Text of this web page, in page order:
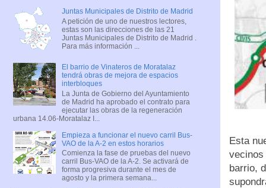
Esta
vecinos
barrio,
Juntas Municipales de Distrito de Madrid
A petición de uno de nuestros lectores,
estas son las direcciones de las 21
Juntas Municipales de Distrito de Madrid .
Para más información ...
El barrio de Vinateros de Moratalaz
tendrá obras de mejora de espacios
interbloques
La Junta de Gobierno del Ayuntamiento
de Madrid ha aprobado el contrato para
ejecutar las obras de la regeneración
urbana 14.06-Moratalaz I...
Empieza a funcionar el nuevo carril Bus-
VAO de la A-2 en estos horarios
Comienza la fase de pruebas del nuevo
carril Bus-VAO de la A-2. Se activará de
forma progresiva durante el mes de
agosto y la primera semana...